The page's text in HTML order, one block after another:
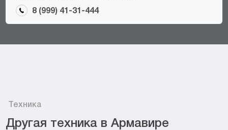
8 (999) 41-31-444
Техника
Другая техника в Армавире